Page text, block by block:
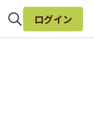
ログイン